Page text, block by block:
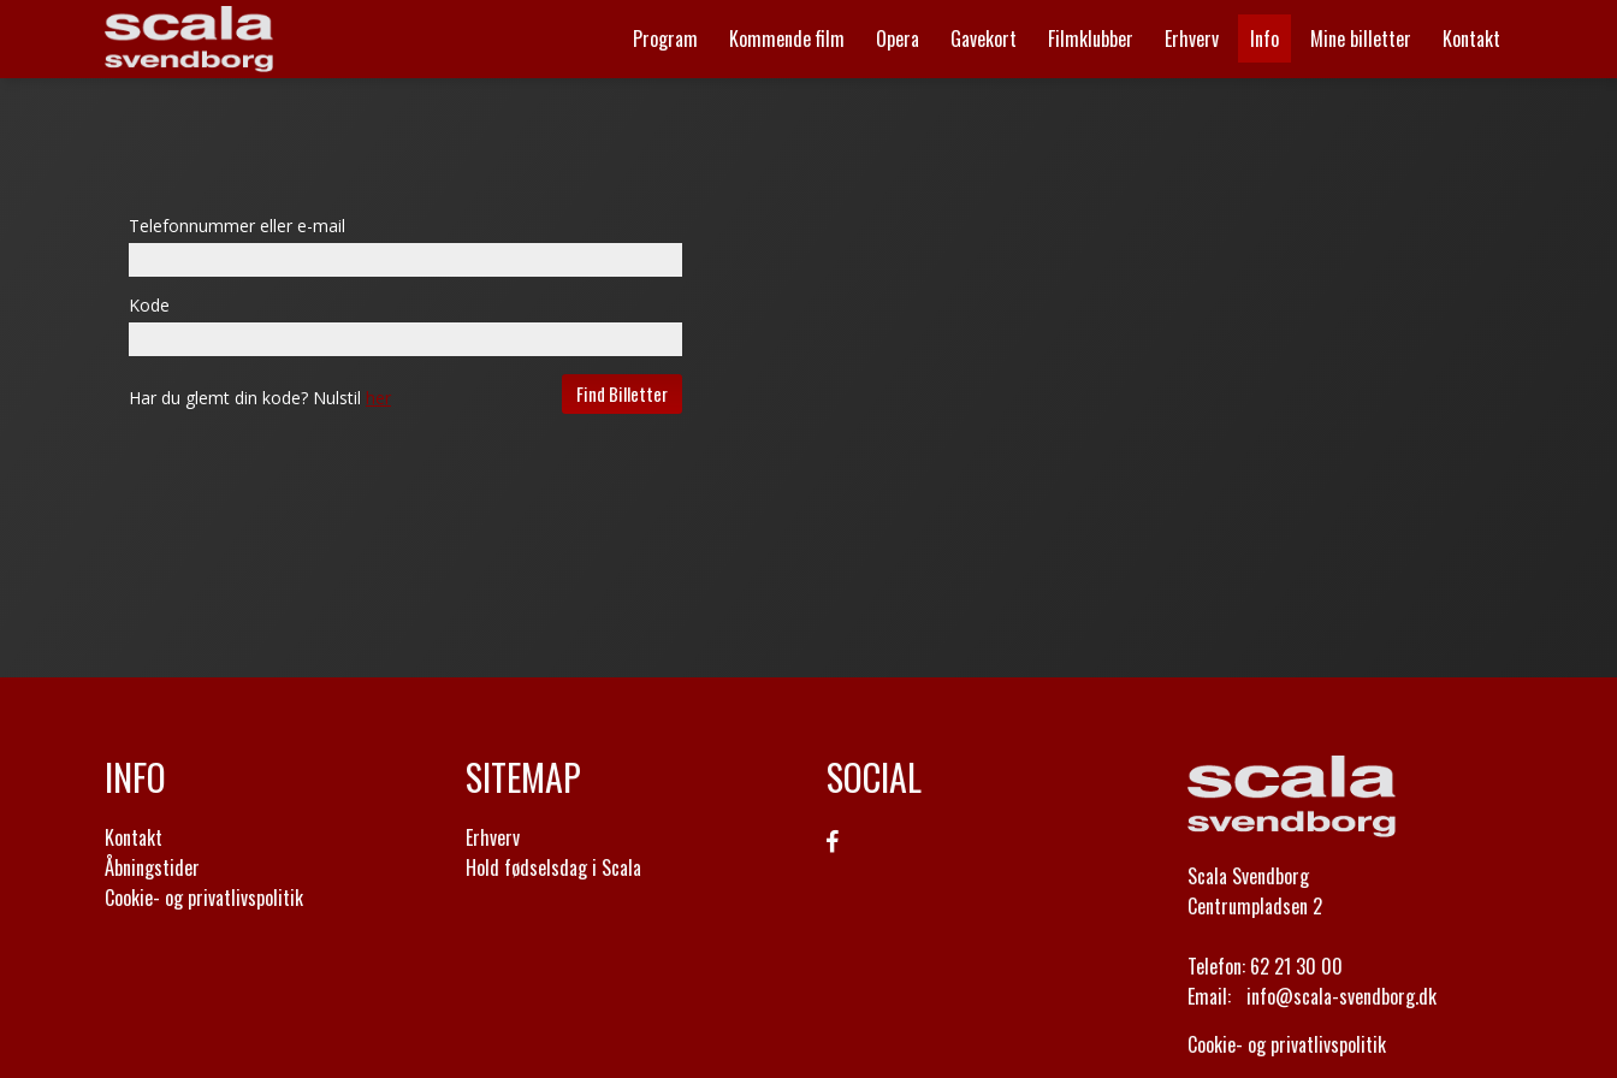
Program Kommende film Opera Gavekort Filmklubber Erhverv Info Mine billetter Kontakt
INFO
Kontakt
Åbningstider
Cookie- og privatlivspolitik
SITEMAP
Erhverv
Hold fødselsdag i Scala
SOCIAL
Scala Svendborg
Centrumpladsen 2
Telefon: 62 21 30 00
Email: info@scala-svendborg.dk
Cookie- og privatlivspolitik